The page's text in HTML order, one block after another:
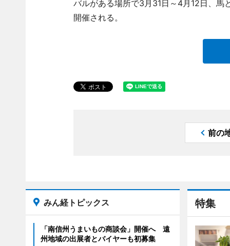
バルがある場所で3月31日～4月12日、馬
開催される。
前の
特集
みん経トピックス
「南信州うまいもの商談会」開催へ 遠
州地域の出展者とバイヤーも初募集